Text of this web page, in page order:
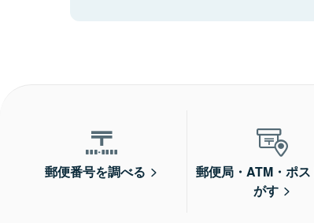
郵便番号を調べる
郵便局・ATM・ポス
がす